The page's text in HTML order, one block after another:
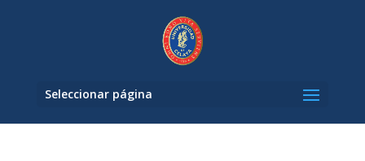
Seleccionar página